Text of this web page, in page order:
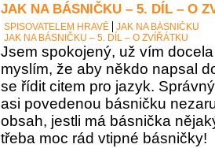
JAK NA BÁSNIČKU – 5. DÍL – O
SPISOVATELEM HRAVĚ
JAK NA BÁSNIČKU
JAK NA BÁSNIČKU – 5. DÍL – O ZVÍŘÁTKU
Jsem spokojený, už vím
myslím, že aby někdo napsal
se řídit citem pro jazyk.
asi povedenou básničku
obsah, jestli má básnička
třeba moc rád vtipné básničky!